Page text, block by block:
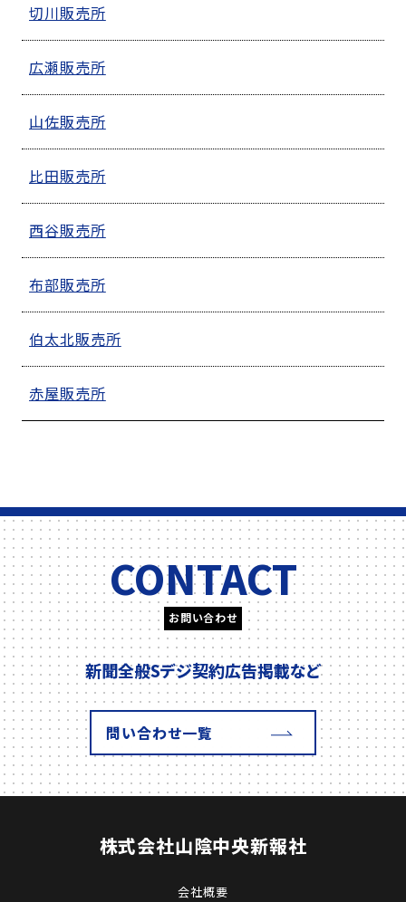
切川販売所
広瀬販売所
山佐販売所
比田販売所
西谷販売所
布部販売所
伯太北販売所
赤屋販売所
CONTACT
お問い合わせ
新聞全般Sデジ契約広告掲載など
問い合わせ一覧
株式会社山陰中央新報社
会社概要